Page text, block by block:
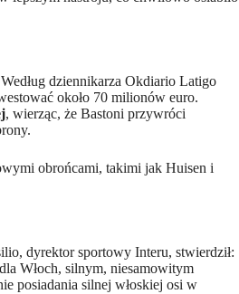
dziennikarza Okdiario Latigo
około 70 milionów euro.
, wierząc, że Bastoni przywróci
obrońcami, takimi jak Huisen i
dyrektor sportowy Interu, stwierdził:
Włoch, silnym, niesamowitym
posiadania silnej włoskiej osi w